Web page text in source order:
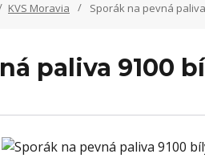
KVS Moravia Sporák na pevná
paliva 9100